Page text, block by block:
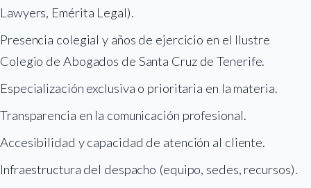
Lawyers, Emérita Legal).
Presencia colegial y años de ejercicio en el Ilustre
Colegio de Abogados de Santa Cruz de Tenerife.
Especialización exclusiva o prioritaria en la materia.
Transparencia en la comunicación profesional.
Accesibilidad y capacidad de atención al cliente.
Infraestructura del despacho (equipo, sedes, recursos).